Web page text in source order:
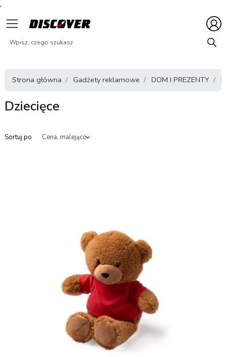
Strona główna Gadżety reklamowe DOM I PREZENTY
Dziecięce
Sortuj po